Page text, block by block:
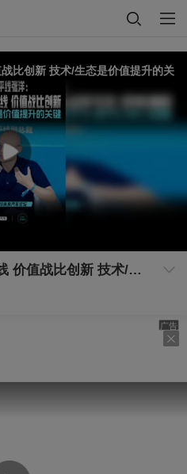
比创新 技术/生态是价值提升的关
地平线张洋： 价格战比底线 价值战比创新 技术/生态是价值提升的关键
广告